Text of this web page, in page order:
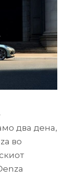
два дена,
во